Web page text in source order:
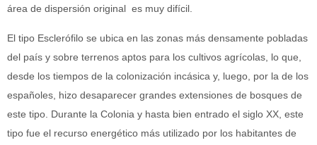
área de dispersión original es muy difícil.
El tipo Esclerófilo se ubica en las zonas más densamente pobladas
del país y sobre terrenos aptos para los cultivos agrícolas, lo que,
desde los tiempos de la colonización incásica y, luego, por la de los
españoles, hizo desaparecer grandes extensiones de bosques de
este tipo. Durante la Colonia y hasta bien entrado el siglo XX, este
tipo fue el recurso energético más utilizado por los habitantes de